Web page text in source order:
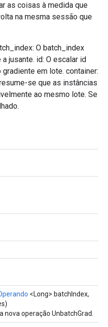
as coisas à medida que
na mesma sessão que
O batch_index
jusante. id: O escalar id
em lote. container:
se que as instâncias
ao mesmo lote. Se
<Long> batchIndex,
operação UnbatchGrad.